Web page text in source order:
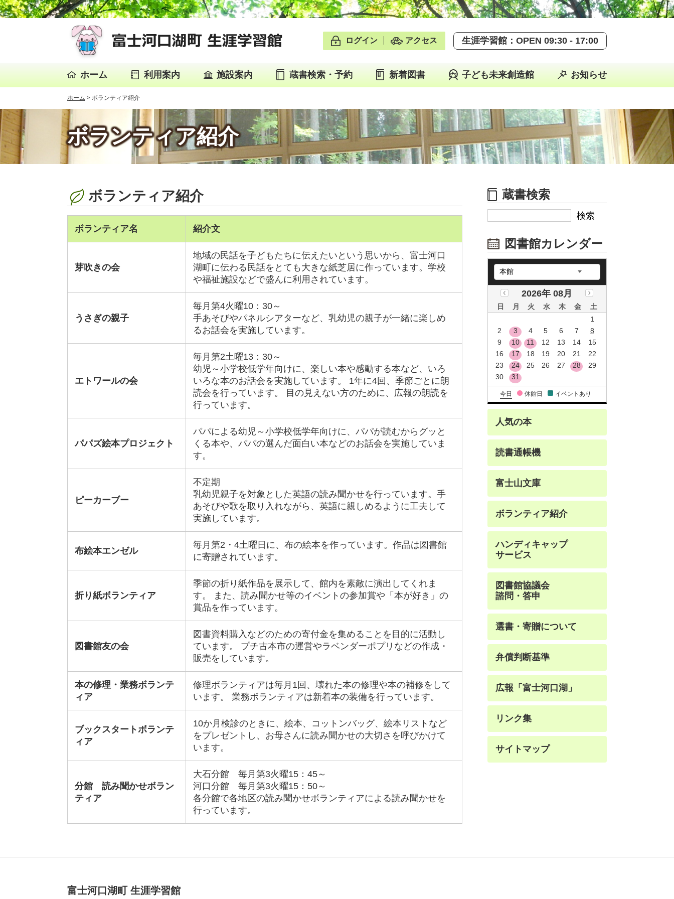
ログイン アクセス 生涯学習館： OPEN 09:30 - 17:00
ホーム 利用案内 施設案内 蔵書検索・予約 新着図書 子ども未来創造館 お知らせ
ホーム > ボランティア紹介
ボランティア紹介
ボランティア紹介
ボランティア名 紹介文
芽吹きの会
地域の民話を子どもたちに伝えたいという思いから、富士河口
湖町に伝わる民話をとても大きな紙芝居に作っています。学校
や福祉施設などで盛んに利用されています。
うさぎの親子
毎月第4火曜10：30～
手あそびやパネルシアターなど、乳幼児の親子が一緒に楽しめ
るお話会を実施しています。
エトワールの会
毎月第2土曜13：30～
幼児～小学校低学年向けに、楽しい本や感動する本など、いろ
いろな本のお話会を実施しています。 1年に4回、季節ごとに朗
読会を行っています。 目の見えない方のために、広報の朗読を
行っています。
パパズ絵本プロジェクト
パパによる幼児～小学校低学年向けに、パパが読むからグッと
くる本や、パパの選んだ面白い本などのお話会を実施していま
す。
ピーカーブー
不定期
乳幼児親子を対象とした英語の読み聞かせを行っています。手
あそびや歌を取り入れながら、英語に親しめるように工夫して
実施しています。
布絵本エンゼル
毎月第2・4土曜日に、布の絵本を作っています。作品は図書館
に寄贈されています。
折り紙ボランティア
季節の折り紙作品を展示して、館内を素敵に演出してくれま
す。 また、読み聞かせ等のイベントの参加賞や「本が好き」の
賞品を作っています。
図書館友の会
図書資料購入などのための寄付金を集めることを目的に活動し
ています。 プチ古本市の運営やラベンダーポプリなどの作成・
販売をしています。
本の修理・業務ボランテ
ィア
修理ボランティアは毎月1回、壊れた本の修理や本の補修をして
います。 業務ボランティアは新着本の装備を行っています。
ブックスタートボランテ
ィア
10か月検診のときに、絵本、コットンバッグ、絵本リストなど
をプレゼントし、お母さんに読み聞かせの大切さを呼びかけて
います。
分館 読み聞かせボラン
ティア
大石分館 毎月第3火曜15：45～
河口分館 毎月第3火曜15：50～
各分館で各地区の読み聞かせボランティアによる読み聞かせを
行っています。
蔵書検索
図書館カレンダー
2026年 08月
日 月 火 水 木 金
土
1
2
3 4 5 6 7
8
9
10 11 12 13 14
15
16
17 18 19 20 21
22
23
24 25 26 27 28
29
30
31
今日 休館日 イベントあり
人気の本
読書通帳機
富士山文庫
ボランティア紹介
ハンディキャップ
サービス
図書館協議会
諮問・答申
選書・寄贈について
弁償判断基準
広報「富士河口湖」
リンク集
サイトマップ
富士河口湖町 生涯学習館